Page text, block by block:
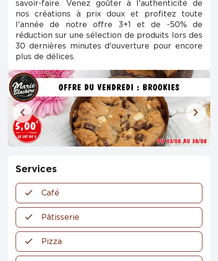
savoir-faire. Venez goûter à l'authenticité de
nos créations à prix doux et profitez toute
l'année de notre offre 3+1 et de -50% de
réduction sur une sélection de produits lors des
30 dernières minutes d'ouverture pour encore
plus de délices.
Services
Café
Pâtisserie
Pizza